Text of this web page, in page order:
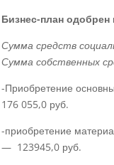
Бизнес-план одобрен
Сумма средств
Сумма собственных
-Приобретение
176 055,0 руб.
-приобретение
— 123945,0 руб.